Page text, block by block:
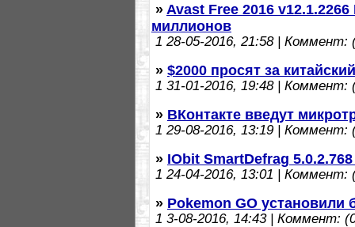
» Avast Free 2016
миллионов
1 28-05-2016, 21:58 | Коммент:
» $2000 просят за
1 31-01-2016, 19:48 | Коммент:
» ВКонтакте введут
1 29-08-2016, 13:19 | Коммент:
» IObit SmartDefrag
1 24-04-2016, 13:01 | Коммент:
» Pokemon GO установили
1 3-08-2016, 14:43 | Коммент: